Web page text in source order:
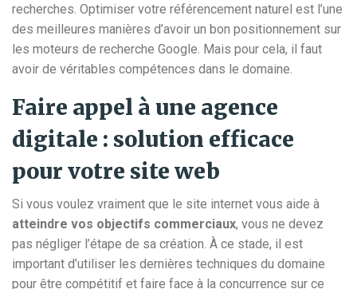
recherches. Optimiser votre référencement naturel est l’une
des meilleures manières d’avoir un bon positionnement sur
les moteurs de recherche Google. Mais pour cela, il faut
avoir de véritables compétences dans le domaine.
Faire appel à une agence
digitale : solution efficace
pour votre site web
Si vous voulez vraiment que le site internet vous aide à
atteindre vos objectifs commerciaux, vous ne devez
pas négliger l’étape de sa création. À ce stade, il est
important d’utiliser les dernières techniques du domaine
pour être compétitif et faire face à la concurrence sur ce